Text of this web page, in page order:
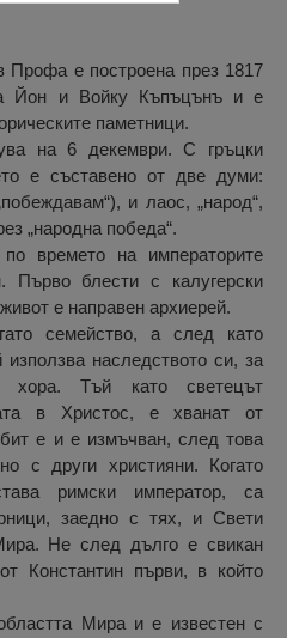
Профа е построена през 1817
Йон и Войку Къпъцънъ и е
паметници.
на 6 декември. С гръцки
е съставено от две думи:
и лаос, „народ“,
„народна победа“.
времето на императорите
Първо блести с калугерски
е направен архиерей.
семейство, а след като
наследството си, за
Тъй като светецът
в Христос, е хванат от
е и е измъчван, след това
с други християни. Когато
римски император, са
заедно с тях, и Свети
Не след дълго е свикан
Константин първи, в който
Мира и е известен с